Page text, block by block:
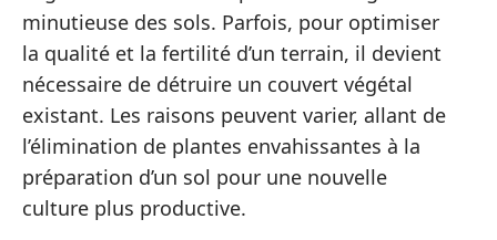
minutieuse des sols. Parfois, pour optimiser
la qualité et la fertilité d’un terrain, il devient
nécessaire de détruire un couvert végétal
existant. Les raisons peuvent varier, allant de
l’élimination de plantes envahissantes à la
préparation d’un sol pour une nouvelle
culture plus productive.